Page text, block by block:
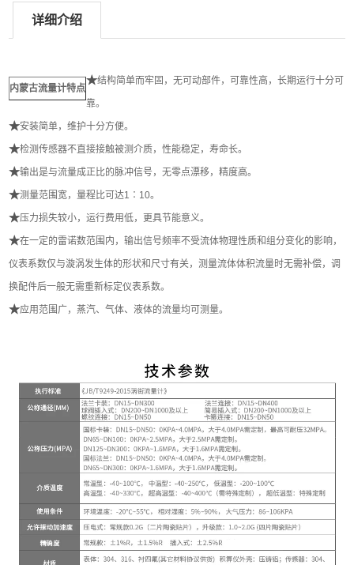
详细介绍
内蒙古流量计特点
★结构简单而牢固，无可动部件，可靠性高，长期运行十分可
靠。
★安装简单，维护十分方便。
★检测传感器不直接接触被测介质，性能稳定，寿命长。
★输出是与流量成正比的脉冲信号，无零点漂移，精度高。
★测量范围宽，量程比可达1∶10。
★压力损失较小，运行费用低，更具节能意义。
★在一定的雷诺数范围内，输出信号频率不受流体物理性质和组分变化的影响，
仪表系数仅与漩涡发生体的形状和尺寸有关，测量流体体积流量时无需补偿，调
换配件后一般无需重新标定仪表系数。
★应用范围广，蒸汽、气体、液体的流量均可测量。